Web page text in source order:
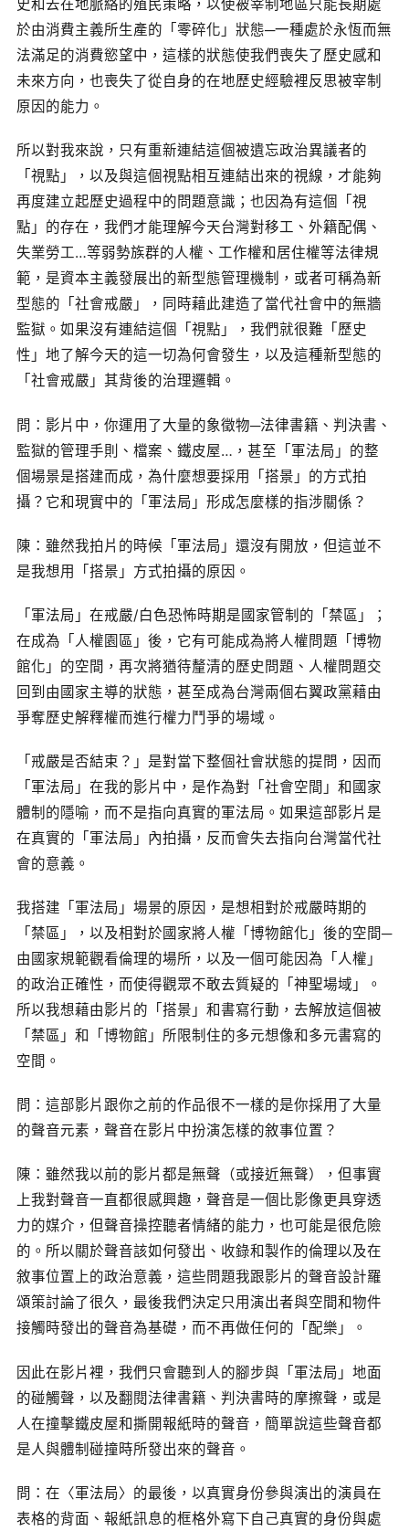
史和去在地脈絡的殖民策略，以使被宰制地區只能長期處
於由消費主義所生產的「零碎化」狀態─一種處於永恆而無
法滿足的消費慾望中，這樣的狀態使我們喪失了歷史感和
未來方向，也喪失了從自身的在地歷史經驗裡反思被宰制
原因的能力。
所以對我來說，只有重新連結這個被遺忘政治異議者的
「視點」，以及與這個視點相互連結出來的視線，才能夠
再度建立起歷史過程中的問題意識；也因為有這個「視
點」的存在，我們才能理解今天台灣對移工、外籍配偶、
失業勞工…等弱勢族群的人權、工作權和居住權等法律規
範，是資本主義發展出的新型態管理機制，或者可稱為新
型態的「社會戒嚴」，同時藉此建造了當代社會中的無牆
監獄。如果沒有連結這個「視點」，我們就很難「歷史
性」地了解今天的這一切為何會發生，以及這種新型態的
「社會戒嚴」其背後的治理邏輯。
問：影片中，你運用了大量的象徵物─法律書籍、判決書、
監獄的管理手則、檔案、鐵皮屋…，甚至「軍法局」的整
個場景是搭建而成，為什麼想要採用「搭景」的方式拍
攝？它和現實中的「軍法局」形成怎麼樣的指涉關係？
陳：雖然我拍片的時候「軍法局」還沒有開放，但這並不
是我想用「搭景」方式拍攝的原因。
「軍法局」在戒嚴/白色恐怖時期是國家管制的「禁區」；
在成為「人權園區」後，它有可能成為將人權問題「博物
館化」的空間，再次將猶待釐清的歷史問題、人權問題交
回到由國家主導的狀態，甚至成為台灣兩個右翼政黨藉由
爭奪歷史解釋權而進行權力鬥爭的場域。
「戒嚴是否結束？」是對當下整個社會狀態的提問，因而
「軍法局」在我的影片中，是作為對「社會空間」和國家
體制的隱喻，而不是指向真實的軍法局。如果這部影片是
在真實的「軍法局」內拍攝，反而會失去指向台灣當代社
會的意義。
我搭建「軍法局」場景的原因，是想相對於戒嚴時期的
「禁區」，以及相對於國家將人權「博物館化」後的空間─
由國家規範觀看倫理的場所，以及一個可能因為「人權」
的政治正確性，而使得觀眾不敢去質疑的「神聖場域」。
所以我想藉由影片的「搭景」和書寫行動，去解放這個被
「禁區」和「博物館」所限制住的多元想像和多元書寫的
空間。
問：這部影片跟你之前的作品很不一樣的是你採用了大量
的聲音元素，聲音在影片中扮演怎樣的敘事位置？
陳：雖然我以前的影片都是無聲（或接近無聲），但事實
上我對聲音一直都很感興趣，聲音是一個比影像更具穿透
力的媒介，但聲音操控聽者情緒的能力，也可能是很危險
的。所以關於聲音該如何發出、收錄和製作的倫理以及在
敘事位置上的政治意義，這些問題我跟影片的聲音設計羅
頌策討論了很久，最後我們決定只用演出者與空間和物件
接觸時發出的聲音為基礎，而不再做任何的「配樂」。
因此在影片裡，我們只會聽到人的腳步與「軍法局」地面
的碰觸聲，以及翻閱法律書籍、判決書時的摩擦聲，或是
人在撞擊鐵皮屋和撕開報紙時的聲音，簡單說這些聲音都
是人與體制碰撞時所發出來的聲音。
問：在〈軍法局〉的最後，以真實身份參與演出的演員在
表格的背面、報紙訊息的框格外寫下自己真實的身份與處